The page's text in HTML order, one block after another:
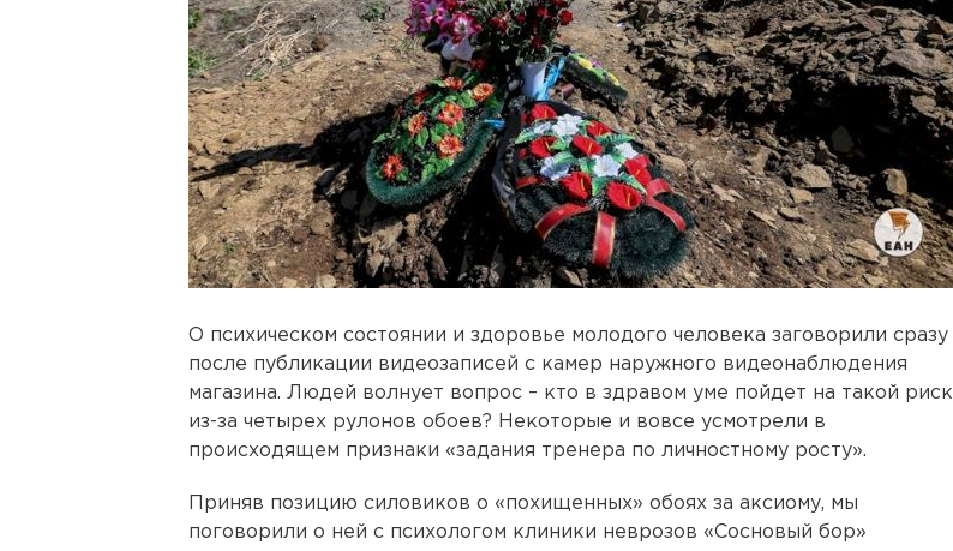
О психическом состоянии и здоровье молодого человека заговорили сразу
после публикации видеозаписей с камер наружного видеонаблюдения
магазина. Людей волнует вопрос – кто в здравом уме пойдет на такой риск
из-за четырех рулонов обоев? Некоторые и вовсе усмотрели в
происходящем признаки «задания тренера по личностному росту».
Приняв позицию силовиков о «похищенных» обоях за аксиому, мы
поговорили о ней с психологом клиники неврозов «Сосновый бор»